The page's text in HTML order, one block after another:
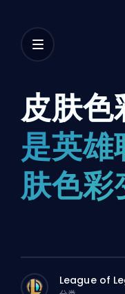
皮肤色
是英雄
肤色彩
League of